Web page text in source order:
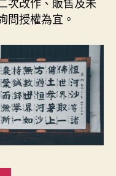
問授權為宜。